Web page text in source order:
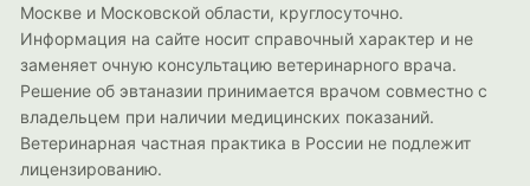
Москве и Московской области, круглосуточно.
Информация на сайте носит справочный характер и не
заменяет очную консультацию ветеринарного врача.
Решение об эвтаназии принимается врачом совместно с
владельцем при наличии медицинских показаний.
Ветеринарная частная практика в России не подлежит
лицензированию.